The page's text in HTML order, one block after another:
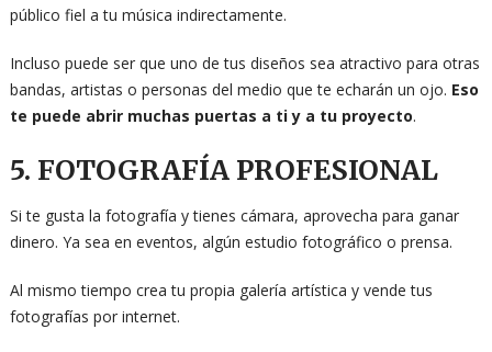
público fiel a tu música indirectamente.
Incluso puede ser que uno de tus diseños sea atractivo para otras
bandas, artistas o personas del medio que te echarán un ojo. Eso
te puede abrir muchas puertas a ti y a tu proyecto.
5. FOTOGRAFÍA PROFESIONAL
Si te gusta la fotografía y tienes cámara, aprovecha para ganar
dinero. Ya sea en eventos, algún estudio fotográfico o prensa.
Al mismo tiempo crea tu propia galería artística y vende tus
fotografías por internet.